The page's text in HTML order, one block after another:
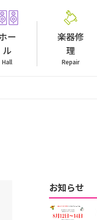
ー
ル
Hall
楽器修
理
Repair
お知らせ